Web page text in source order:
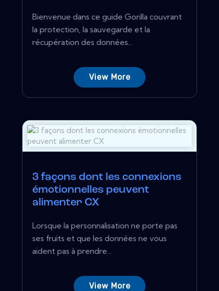
Bienvenue dans ce guide Gorilla couvrant
la protection, la sauvegarde et la
récupération des données...
View More
3 façons dont les connexions
émotionnelles peuvent
alimenter CX
Lorsque la personnalisation ne porte pas
ses fruits et que les données ne vous
aident pas à prendre...
View More